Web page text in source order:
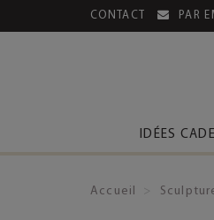
CONTACT PAR
IDÉES
Accueil